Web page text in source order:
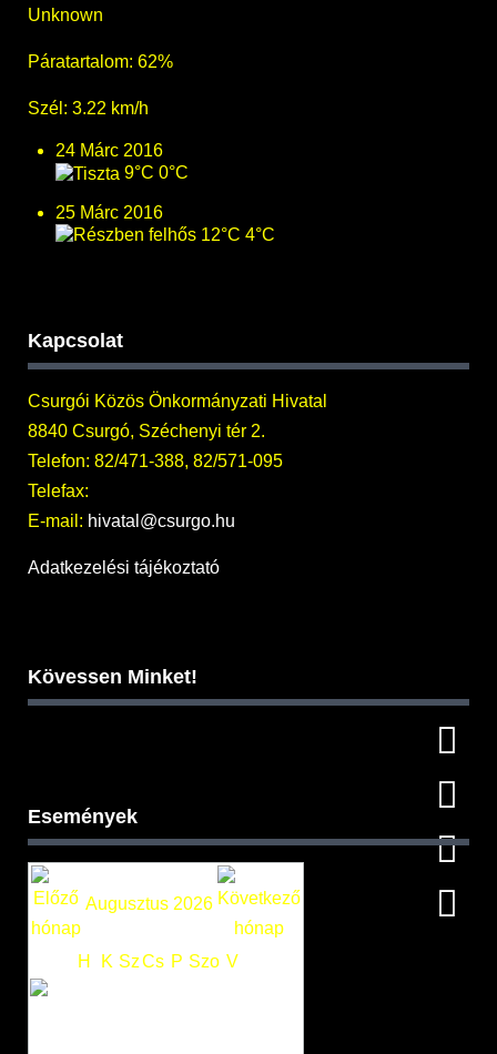
Unknown
Páratartalom: 62%
Szél: 3.22 km/h
24 Márc 2016
9°C 0°C
25 Márc 2016
12°C 4°C
Kapcsolat
Csurgói Közös Önkormányzati Hivatal
8840 Csurgó, Széchenyi tér 2.
Telefon: 82/471-388, 82/571-095
Telefax:
E-mail: hivatal@csurgo.hu
Adatkezelési tájékoztató
Kövessen Minket!
Események
Augusztus 2026
H K SzCs P Szo V